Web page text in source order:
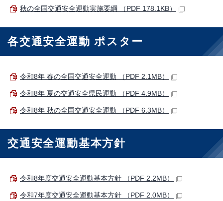
秋の全国交通安全運動実施要綱 （PDF 178.1KB）
各交通安全運動 ポスター
令和8年 春の全国交通安全運動 （PDF 2.1MB）
令和8年 夏の交通安全県民運動 （PDF 4.9MB）
令和8年 秋の全国交通安全運動 （PDF 6.3MB）
交通安全運動基本方針
令和8年度交通安全運動基本方針 （PDF 2.2MB）
令和7年度交通安全運動基本方針 （PDF 2.0MB）